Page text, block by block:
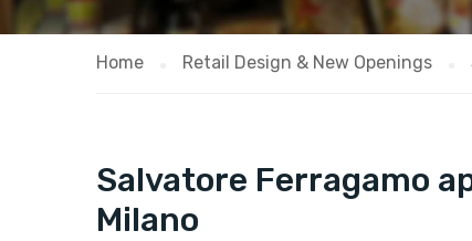
Home Retail Design & New Openings
Salvatore Ferragamo
Milano